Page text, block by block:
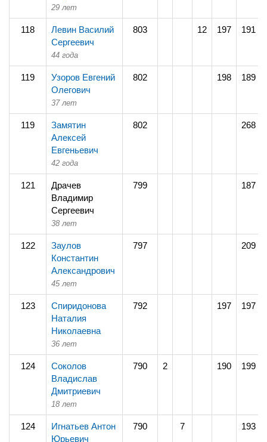
29 лет
118
Левин Василий
Сергеевич
44 года
803 12 197 191
119
Узоров Евгений
Олегович
37 лет
802 198 189
119
Замятин
Алексей
Евгеньевич
42 года
802 268
121
Драчев
Владимир
Сергеевич
38 лет
799 187
122
Заулов
Константин
Александрович
45 лет
797 209
123
Спиридонова
Наталия
Николаевна
36 лет
792 197 197
124
Соколов
Владислав
Дмитриевич
18 лет
790 2 190 199
124
Игнатьев Антон
Юрьевич
790 7 193